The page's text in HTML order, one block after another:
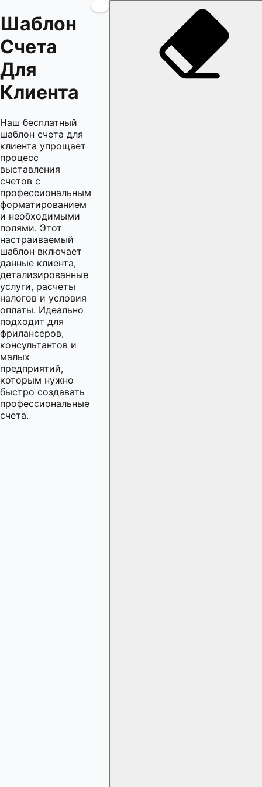
Шаблон
Счета
Для
Клиента
Наш бесплатный
шаблон счета для
клиента упрощает
процесс
выставления
счетов с
профессиональным
форматированием
и необходимыми
полями. Этот
настраиваемый
шаблон включает
данные клиента,
детализированные
услуги, расчеты
налогов и условия
оплаты. Идеально
подходит для
фрилансеров,
консультантов и
малых
предприятий,
которым нужно
быстро создавать
профессиональные
счета.